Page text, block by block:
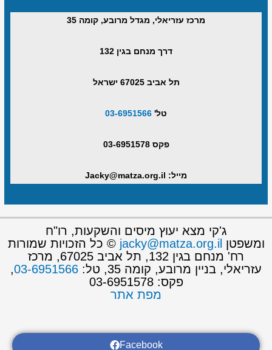
מרכז עזריאלי, מגדל מרובע, קומה 35
דרך מנחם בגין 132
תל אביב 67025 ישראל
טל' 03-6951566
פקס 03-6951578
מייל: Jacky@matza.org.il
ג'קי מצא יעוץ מיסים והשקעות, רו"ח
ומשפטן jacky@matza.org.il © כל הזכויות שמורות
רח' מנחם בגין 132, תל אביב 67025, מרכז
עזריאלי, בניין מרובע, קומה 35, טל:
03-6951566
,
פקס: 03-6951578
מפת אתר
Facebook